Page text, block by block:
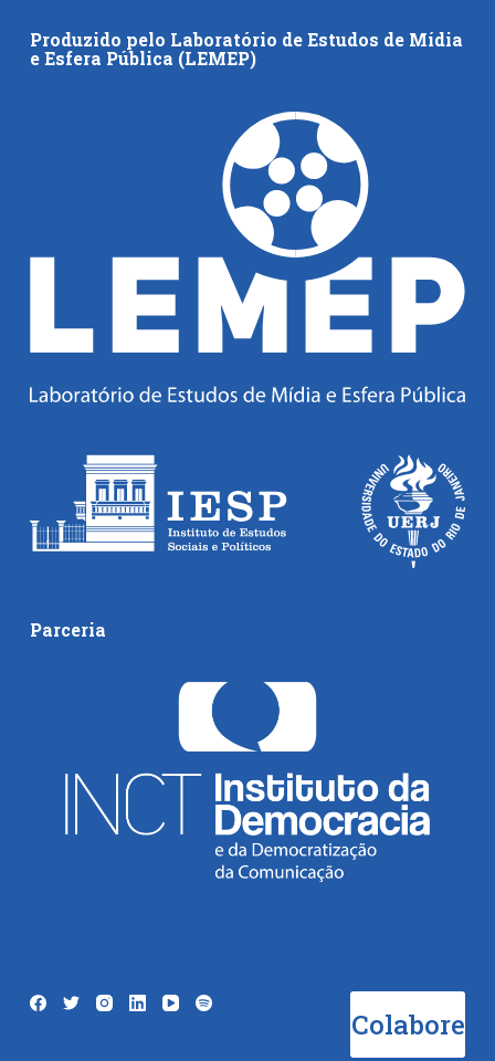
Produzido pelo Laboratório de Estudos de Mídia
e Esfera Pública (LEMEP)
Parceria
Colabore